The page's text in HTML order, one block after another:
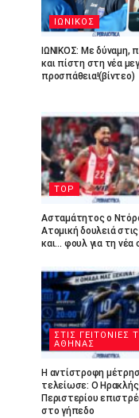
ΙΩΝΙΚΟΣ
ΙΩΝΙΚΟΣ: Με δύναμη,
και πίστη στη νέα
προσπάθεια!(βίντεο)
TOP
Ασταμάτητος ο
Ατομική δουλειά
και… φουλ για τη νέα
ΣΤΙΣ ΓΕΙΤΟΝΙΕΣ
ΑΘΗΝΑΣ
Η αντίστροφη
τελείωσε: Ο Ηρακλής
Περιστερίου
στο γήπεδο